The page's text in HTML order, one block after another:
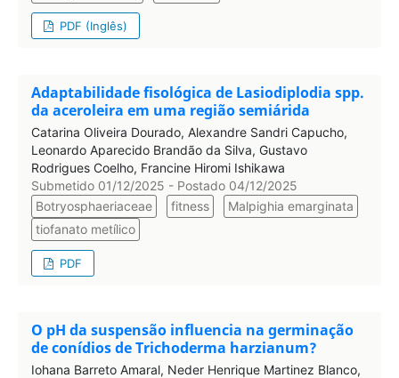
PDF (Inglês)
Adaptabilidade fisológica de Lasiodiplodia spp.
da aceroleira em uma região semiárida
Catarina Oliveira Dourado, Alexandre Sandri Capucho,
Leonardo Aparecido Brandão da Silva, Gustavo
Rodrigues Coelho, Francine Hiromi Ishikawa
Submetido 01/12/2025 - Postado 04/12/2025
Botryosphaeriaceae
fitness
Malpighia emarginata
tiofanato metílico
PDF
O pH da suspensão influencia na germinação
de conídios de Trichoderma harzianum?
Iohana Barreto Amaral, Neder Henrique Martinez Blanco,